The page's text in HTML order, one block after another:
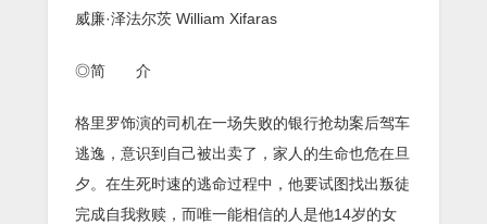
威廉·泽法尔茨 William Xifaras
◎简 介
格里罗饰演的司机在一场失败的银行抢劫案后驾车
逃逸，意识到自己被出卖了，家人的生命也危在旦
夕。在生死时速的逃命过程中，他要试图找出叛徒
完成自我救赎，而唯一能相信的人是他14岁的女